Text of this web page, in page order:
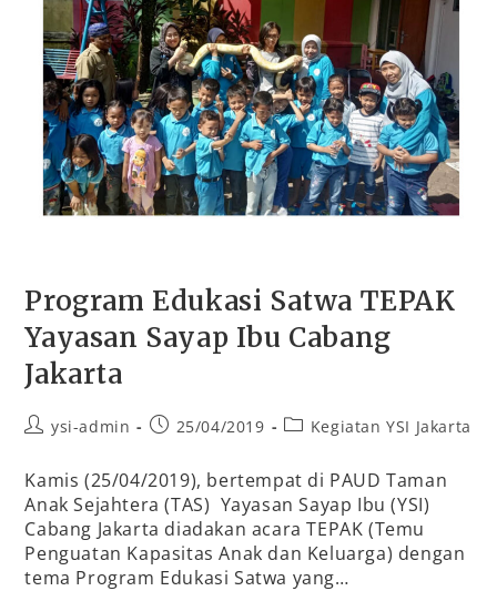
Program Edukasi Satwa TEPAK
Yayasan Sayap Ibu Cabang
Jakarta
ysi-admin 25/04/2019 Kegiatan YSI Jakarta
Kamis (25/04/2019), bertempat di PAUD Taman
Anak Sejahtera (TAS) Yayasan Sayap Ibu (YSI)
Cabang Jakarta diadakan acara TEPAK (Temu
Penguatan Kapasitas Anak dan Keluarga) dengan
tema Program Edukasi Satwa yang…